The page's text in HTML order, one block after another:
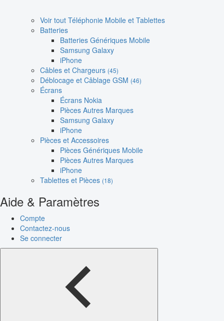
Voir tout Téléphonie Mobile et Tablettes
Batteries
Batteries Génériques Mobile
Samsung Galaxy
iPhone
Câbles et Chargeurs (45)
Déblocage et Câblage GSM (46)
Écrans
Écrans Nokia
Pièces Autres Marques
Samsung Galaxy
iPhone
Pièces et Accessoires
Pièces Génériques Mobile
Pièces Autres Marques
iPhone
Tablettes et Pièces (18)
Aide & Paramètres
Compte
Contactez-nous
Se connecter